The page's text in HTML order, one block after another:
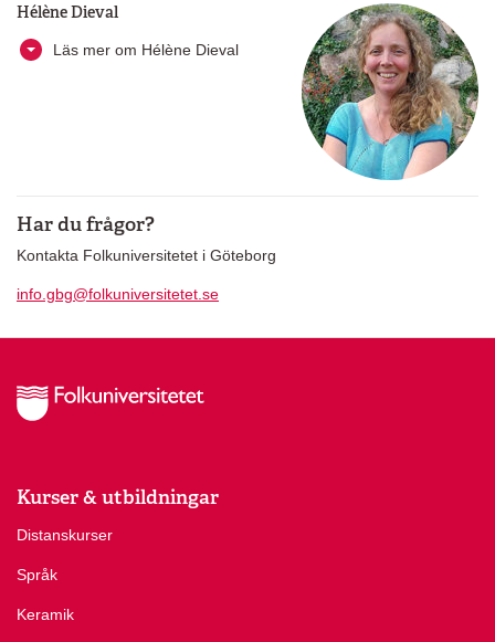
Hélène Dieval
Läs mer om Hélène Dieval
Har du frågor?
Kontakta Folkuniversitetet i Göteborg
info.gbg@folkuniversitetet.se
Kurser & utbildningar
Distanskurser
Språk
Keramik